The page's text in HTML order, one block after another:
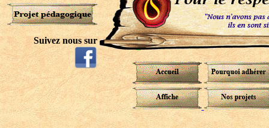
Suivez nous sur